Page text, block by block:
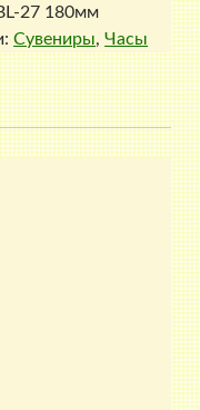
27 180мм
Сувениры,Часы